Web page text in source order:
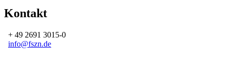
Kontakt
+ 49 2691 3015-0
info@fszn.de